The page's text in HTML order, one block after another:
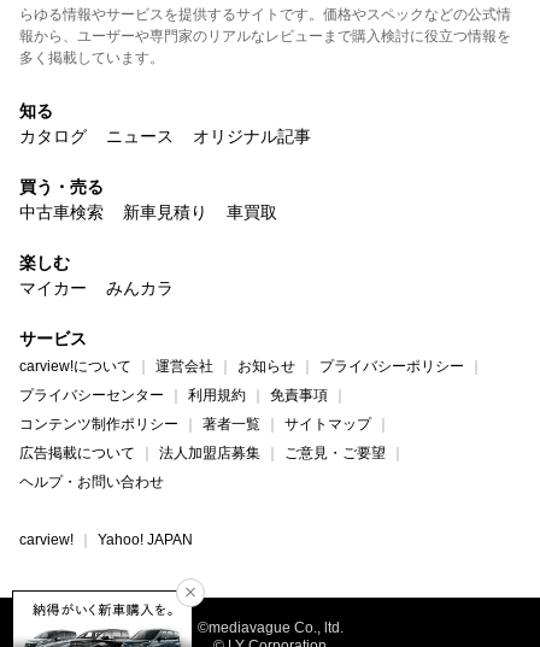
らゆる情報やサービスを提供するサイトです。価格やスペックなどの公式情
報から、ユーザーや専門家のリアルなレビューまで購入検討に役立つ情報を
多く掲載しています。
知る
カタログ
ニュース オリジナル記事
買う・売る
中古車検索
新車見積り 車買取
楽しむ
マイカー
みんカラ
サービス
carview!について 運営会社 お知らせ
プライバシーポリシー
プライバシーセンター
利用規約
免責事項
コンテンツ制作ポリシー
著者一覧
サイトマップ
広告掲載について
法人加盟店募集
ご意見・ご要望
ヘルプ・お問い合わせ
carview! Yahoo! JAPAN
©mediavague Co., ltd.